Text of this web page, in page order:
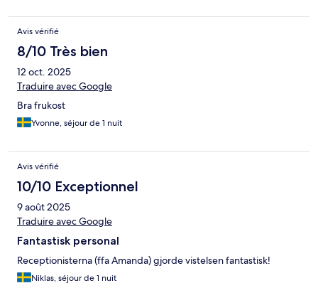
Avis vérifié
8/10 Très bien
12 oct. 2025
Traduire avec Google
Bra frukost
Yvonne, séjour de 1 nuit
Avis vérifié
10/10 Exceptionnel
9 août 2025
Traduire avec Google
Fantastisk personal
Receptionisterna (ffa Amanda) gjorde vistelsen fantastisk!
Niklas, séjour de 1 nuit